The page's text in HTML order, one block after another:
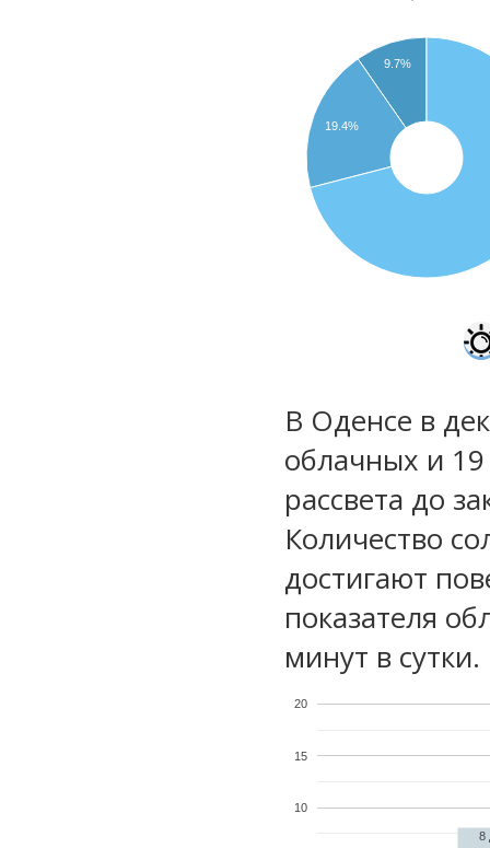
9.7%
19.4%
В Оденсе в
облачных и
рассвета до
Количество
достигают
показателя
минут в сутки.
10
15
20
8